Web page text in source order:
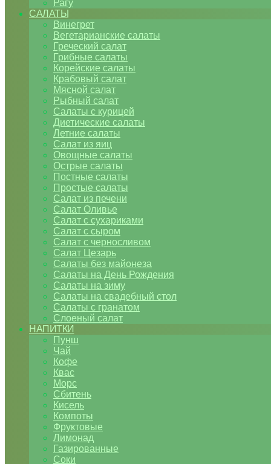
Рагу
САЛАТЫ
Винегрет
Вегетарианские салаты
Греческий салат
Грибные салаты
Корейские салаты
Крабовый салат
Мясной салат
Рыбный салат
Салаты с курицей
Диетические салаты
Летние салаты
Салат из яиц
Овощные салаты
Острые салаты
Постные салаты
Простые салаты
Салат из печени
Салат Оливье
Салат с сухариками
Салат с сыром
Салат с черносливом
Салат Цезарь
Салаты без майонеза
Салаты на День Рождения
Салаты на зиму
Салаты на свадебный стол
Салаты с гранатом
Слоеный салат
НАПИТКИ
Пунш
Чай
Кофе
Квас
Морс
Сбитень
Кисель
Компоты
Фруктовые
Лимонад
Газированные
Соки